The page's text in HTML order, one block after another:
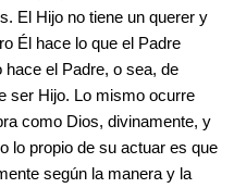
El Hijo no tiene un querer y
Él hace lo que el Padre
el Padre, o sea, de
ser Hijo. Lo mismo ocurre
como Dios, divinamente, y
lo propio de su actuar es que
según la manera y la